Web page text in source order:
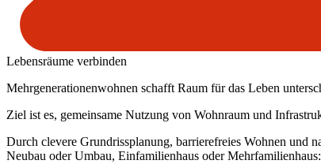
Lebensräume verbinden
Mehrgenerationenwohnen schafft Raum für das Leben
Ziel ist es, gemeinsame Nutzung von Wohnraum und
Durch clevere Grundrissplanung, barrierefreies Wohnen und
Neubau oder Umbau, Einfamilienhaus oder